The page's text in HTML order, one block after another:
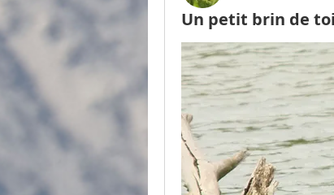
Un petit brin de